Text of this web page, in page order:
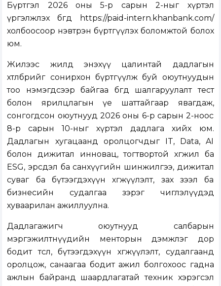
Бүртгэл 2026 оны 5-р сарын 2-ныг хүртэл
үргэлжлэх бөгөөд
https://paid-intern.khanbank.com/
холбоосоор нэвтрэн бүртгүүлэх боломжтой болох
юм.
Жилээс жилд энэхүү цалинтай дадлагын
хөтөлбөрийг сонирхон бүртгүүлж буй оюутнуудын
тоо нэмэгдсээр байгаа бөгөөд шалгаруулалт тест
болон ярилцлагын үе шаттайгаар явагдаж,
сонгогдсон оюутнууд 2026 оны 6-р сарын 2-ноос
8-р сарын 10-ныг хүртэл дадлага хийх юм.
Дадлагын хугацаанд оролцогчдыг IT, Data, AI
болон дижитал инновац, тогтвортой хөгжил ба
ESG, эрсдэл ба санхүүгийн шинжилгээ, дижитал
суваг ба бүтээгдэхүүн хөгжүүлэлт, зах зээл ба
бизнесийн судалгаа зэрэг чиглэлүүдэд
хуваарилан ажиллуулна.
Дадлагажигч оюутнууд салбарын
мэргэжилтнүүдийн менторын дэмжлэг дор
бодит төсөл, бүтээгдэхүүн хөгжүүлэлт, судалгаанд
оролцож, санаагаа бодит ажил болгохоос гадна
ажлын байранд шаардлагатай техник хэрэгсэл